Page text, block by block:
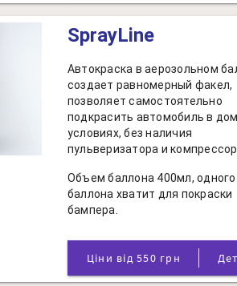
SprayLine
Автокраска в аерозольном
создает равномерный факел,
позволяет самостоятельно
подкрасить автомобиль в
условиях, без наличия
пульверизатора и
Объем баллона 400мл, одного
баллона хватит для покраски
бампера.
Ціни від 550 грн